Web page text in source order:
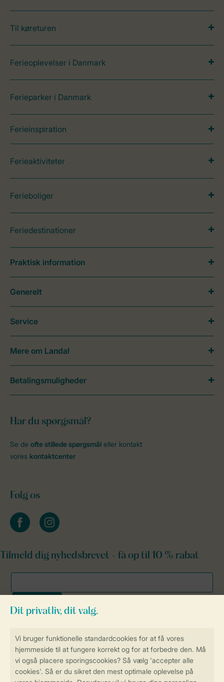
Sikker og hurtig online booking
Sikker datahåndtering
Til køreturen
Ferieoplevelser i Danmark
Ferieparker i Danmark
Ferieinspiration
Ferieaktiviteter
Ferieboliger
Feriedestinationer
Har du spørgsmål?
Se de ofte stillede spørgsmål eller kontakt
vores kontaktcenter
Følg os
facebookinstagram
Tilmeld dig nyhedsbrevet - få op til 10 % rabat
Praktisk information
Generelt
Service
Mere om Landal
Betalingsmuligheder